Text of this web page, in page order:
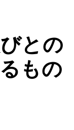
との
もの